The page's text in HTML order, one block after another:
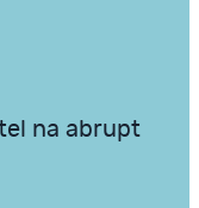
na abrupt